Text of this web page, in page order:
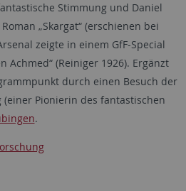
Stimmung und Daniel
„Skargat“ (erschienen bei
zeigte in einem GfF-Special
Achmed“ (Reiniger 1926). Ergänzt
durch einen Besuch der
(einer Pionierin des fantastischen
.